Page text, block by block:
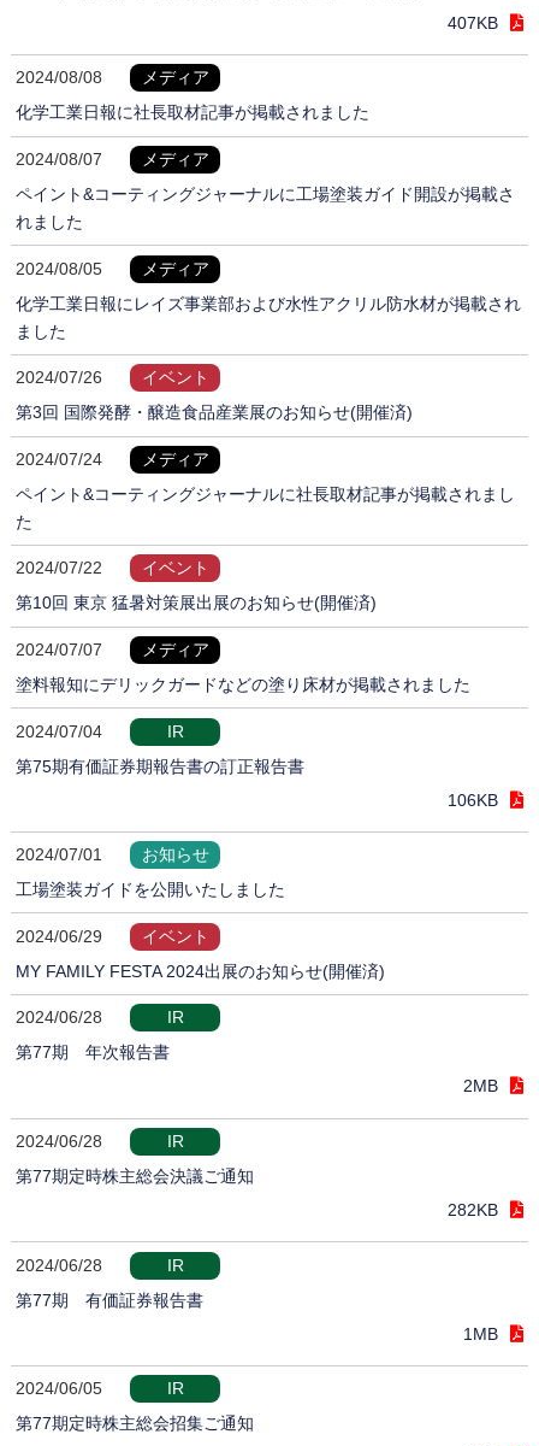
407KB
2024/08/08
メディア
化学工業日報に社長取材記事が掲載されました
2024/08/07
メディア
ペイント&コーティングジャーナルに工場塗装ガイド開設が掲載さ
れました
2024/08/05
メディア
化学工業日報にレイズ事業部および水性アクリル防水材が掲載され
ました
2024/07/26
イベント
第3回 国際発酵・醸造食品産業展のお知らせ(開催済)
2024/07/24
メディア
ペイント&コーティングジャーナルに社長取材記事が掲載されまし
た
2024/07/22
イベント
第10回 東京 猛暑対策展出展のお知らせ(開催済)
2024/07/07
メディア
塗料報知にデリックガードなどの塗り床材が掲載されました
2024/07/04
IR
第75期有価証券期報告書の訂正報告書
106KB
2024/07/01
お知らせ
工場塗装ガイドを公開いたしました
2024/06/29
イベント
MY FAMILY FESTA 2024出展のお知らせ(開催済)
2024/06/28
IR
第77期 年次報告書
2MB
2024/06/28
IR
第77期定時株主総会決議ご通知
282KB
2024/06/28
IR
第77期 有価証券報告書
1MB
2024/06/05
IR
第77期定時株主総会招集ご通知